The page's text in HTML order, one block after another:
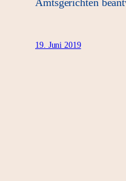
Amtsgerichten
19. Juni 2019